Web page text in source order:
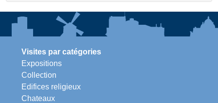
Visites par catégories
Expositions
Collection
Edifices religieux
Chateaux